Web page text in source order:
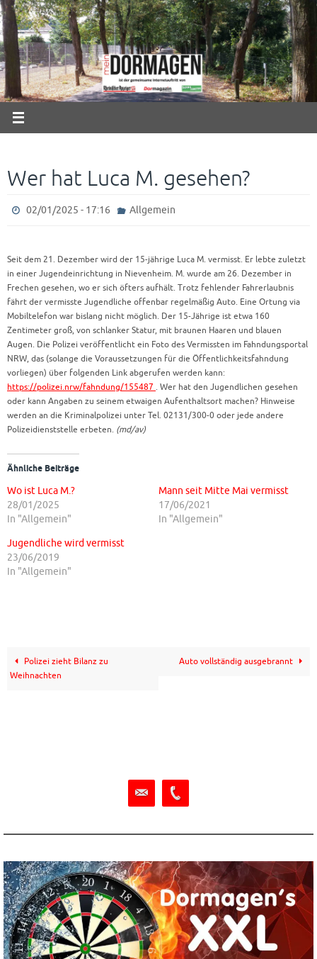
Zum
Inhalt
springen
Wer hat Luca M. gesehen?
02/01/2025 - 17:16 Allgemein
Seit dem 21. Dezember wird der 15-jährige Luca M. vermisst. Er lebte zuletzt
in einer Jugendeinrichtung in Nievenheim. M. wurde am 26. Dezember in
Frechen gesehen, wo er sich öfters aufhält. Trotz fehlender Fahrerlaubnis
fährt der vermisste Jugendliche offenbar regelmäßig Auto. Eine Ortung via
Mobiltelefon war bislang nicht möglich. Der 15-Jährige ist etwa 160
Zentimeter groß, von schlanker Statur, mit braunen Haaren und blauen
Augen. Die Polizei veröffentlicht ein Foto des Vermissten im Fahndungsportal
NRW, das (solange die Voraussetzungen für die Öffentlichkeitsfahndung
vorliegen) über folgenden Link abgerufen werden kann:
https://polizei.nrw/fahndung/155487 . Wer hat den Jugendlichen gesehen
oder kann Angaben zu seinem etwaigen Aufenthaltsort machen? Hinweise
werden an die Kriminalpolizei unter Tel. 02131/300-0 oder jede andere
Polizeidienststelle erbeten. (md/av)
Ähnliche Beiträge
Wo ist Luca M.?
28/01/2025
In "Allgemein"
Mann seit Mitte Mai vermisst
17/06/2021
In "Allgemein"
Jugendliche wird vermisst
23/06/2019
In "Allgemein"
Polizei zieht Bilanz zu
Weihnachten
Auto vollständig ausgebrannt